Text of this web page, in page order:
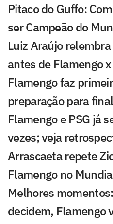
Pitaco do Guffo:
ser Campeão do
Luiz Araújo
antes de Flamengo
Flamengo faz
preparação para
Flamengo e PSG já
vezes; veja
Arrascaeta repete
Flamengo no
Melhores
decidem, Flamengo